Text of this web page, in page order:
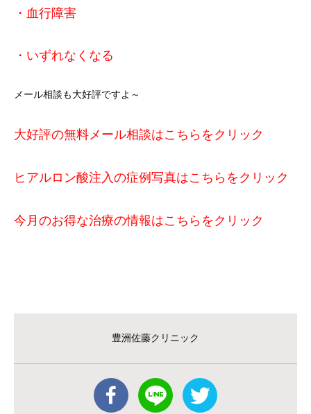
・血行障害
・いずれなくなる
メール相談も大好評ですよ～
大好評の無料メール相談はこちらをクリック
ヒアルロン酸注入の症例写真はこちらをクリック
今月のお得な治療の情報はこちらをクリック
豊洲佐藤クリニック